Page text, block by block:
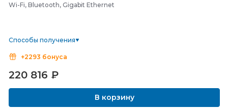
Wi-Fi, Bluetooth, Gigabit Ethernet
Способы получения
+2293 бонуса
220 816 ₽
В корзину